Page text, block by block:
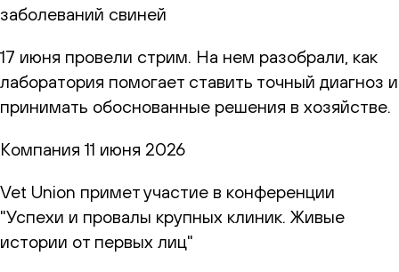
заболеваний свиней
17 июня провели стрим. На нем разобрали, как
лаборатория помогает ставить точный диагноз и
принимать обоснованные решения в хозяйстве.
Компания 11 июня 2026
Vet Union примет участие в конференции
"Успехи и провалы крупных клиник. Живые
истории от первых лиц"